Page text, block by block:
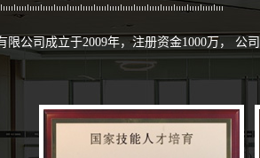
限公司成立于2009年，注册资金1000万， 公